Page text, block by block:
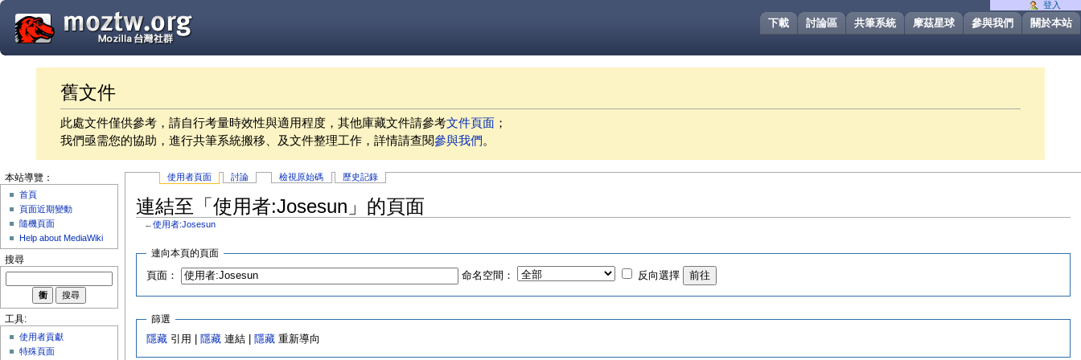
關於本站
參與我們
摩茲星球
共筆系統
討論區
下載
舊文件
此處文件僅供參考，請自行考量時效性與適用程度，其他庫藏文件請參考文件頁面 ；
我們亟需您的協助，進行共筆系統搬移、及文件整理工作，詳情請查閱參與我們。
使用者頁面 討論 檢視原始碼 歷史記錄
連結至「使用者:Josesun」的頁面
←使用者:Josesun
連向本頁的頁面
頁面： 命名空間： 反向選擇
篩選
隱藏 引用 | 隱藏 連結 | 隱藏 重新導向
登入
本站導覽：
首頁
頁面近期變動
隨機頁面
Help about MediaWiki
搜尋
工具:
使用者貢獻
特殊頁面